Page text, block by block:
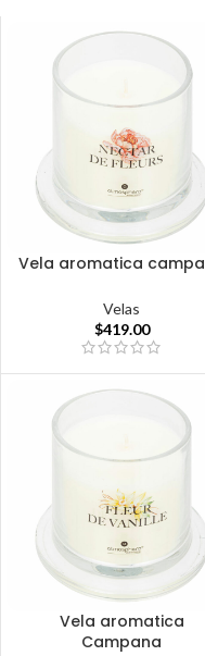
Vela aromatica
Velas
$419.00
Vela aromatica
Campana